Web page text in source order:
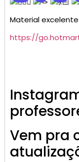
Material excelente.
https://
Vem pra